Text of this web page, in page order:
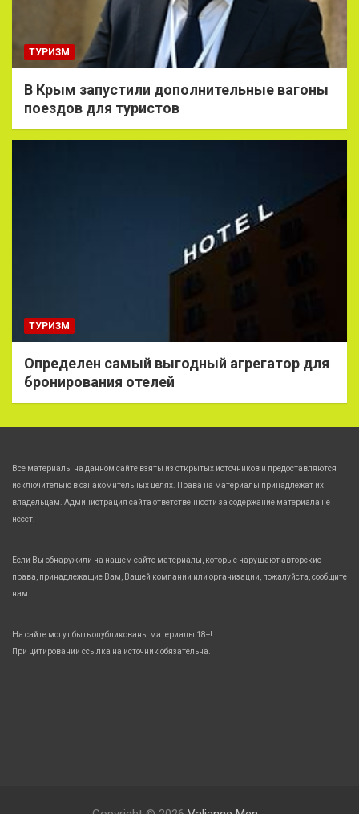
ТУРИЗМ
В Крым запустили дополнительные вагоны
поездов для туристов
ТУРИЗМ
Определен самый выгодный агрегатор для
бронирования отелей
Все материалы на данном сайте взяты из открытых источников и предоставляются
исключительно в ознакомительных целях. Права на материалы принадлежат их
владельцам. Администрация сайта ответственности за содержание материала не
несет.
Если Вы обнаружили на нашем сайте материалы, которые нарушают авторские
права, принадлежащие Вам, Вашей компании или организации, пожалуйста, сообщите
нам.
На сайте могут быть опубликованы материалы 18+!
При цитировании ссылка на источник обязательна.